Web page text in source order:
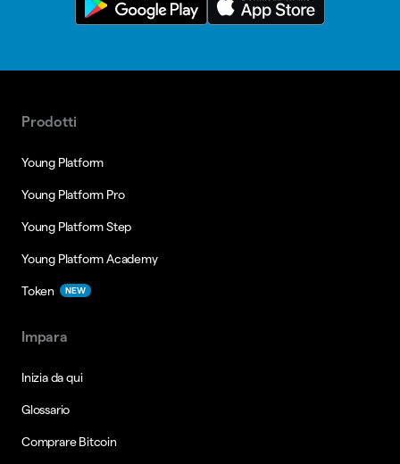
Prodotti
Young Platform
Young Platform Pro
Young Platform Step
Young Platform Academy
Token NEW
Impara
Inizia da qui
Glossario
Comprare Bitcoin